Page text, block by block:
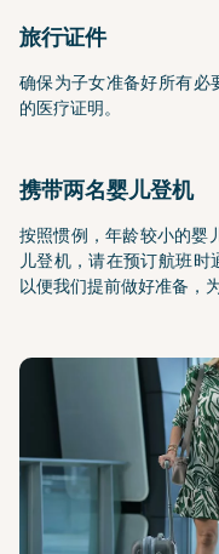
旅行证件
确保为子女准备好所有必
的医疗证明。
携带两名婴儿登机
按照惯例，年龄较小的婴
儿登机，请在预订航班时
以便我们提前做好准备，